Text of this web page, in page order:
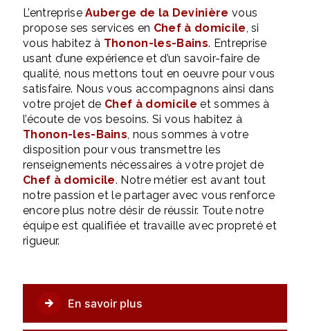
L’entrepriseAuberge de la Devinière vous
propose ses services en Chef à domicile, si
vous habitez à Thonon-les-Bains. Entreprise
usant d’une expérience et d’un savoir-faire de
qualité, nous mettons tout en oeuvre pour vous
satisfaire. Nous vous accompagnons ainsi dans
votre projet de Chef à domicile et sommes à
l’écoute de vos besoins. Si vous habitez à
Thonon-les-Bains, nous sommes à votre
disposition pour vous transmettre les
renseignements nécessaires à votre projet de
Chef à domicile. Notre métier est avant tout
notre passion et le partager avec vous renforce
encore plus notre désir de réussir. Toute notre
équipe est qualifiée et travaille avec propreté et
rigueur.
En savoir plus